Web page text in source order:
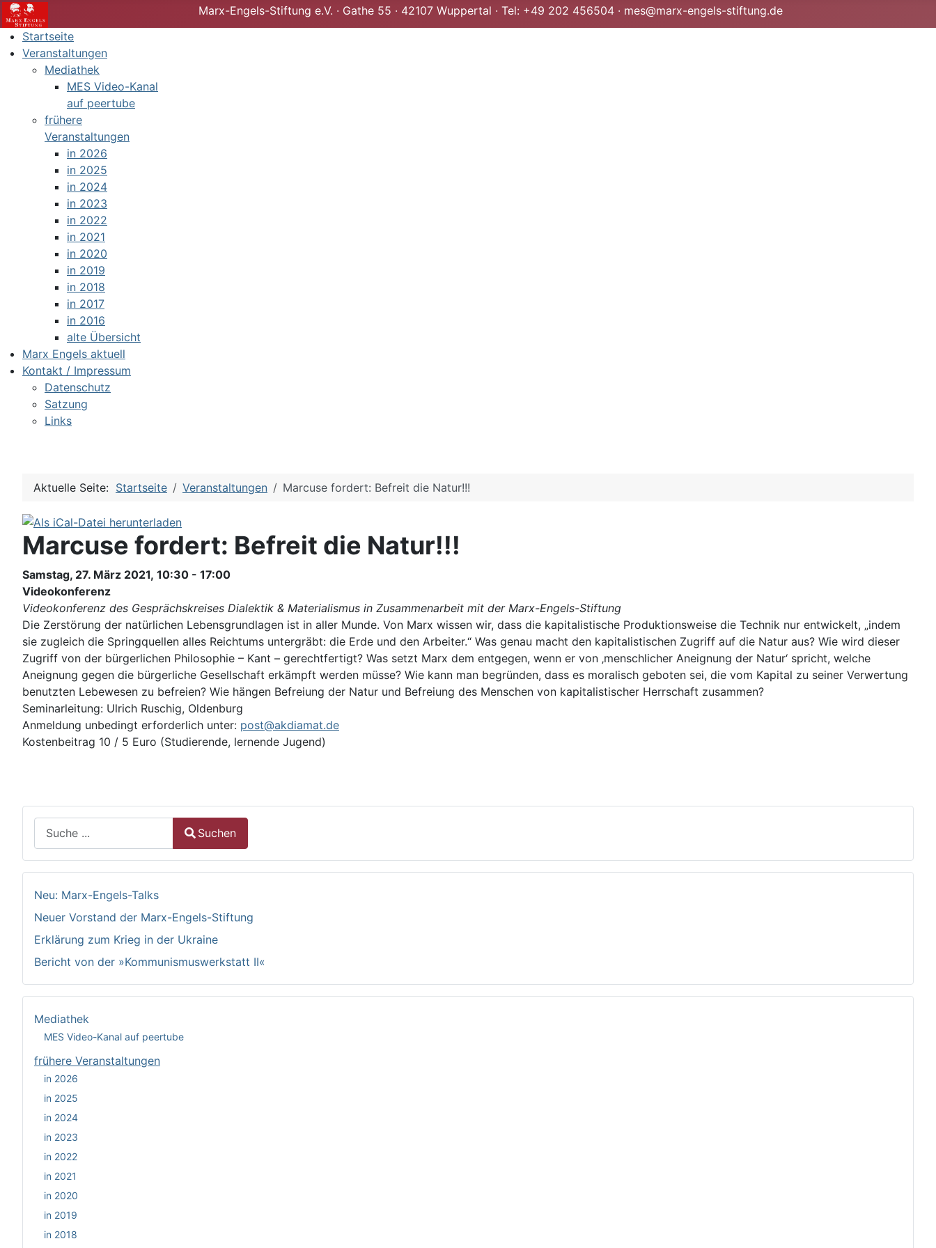
Marx-Engels-Stiftung e.V. · Gathe 55 · 42107 Wuppertal · Tel: +49 202 456504 · mes@marx-engels-stiftung.de
Startseite
Veranstaltungen
Mediathek
MES Video-Kanal
auf peertube
frühere
Veranstaltungen
in 2026
in 2025
in 2024
in 2023
in 2022
in 2021
in 2020
in 2019
in 2018
in 2017
in 2016
alte Übersicht
Marx Engels aktuell
Kontakt / Impressum
Datenschutz
Satzung
Links
Aktuelle Seite: Startseite Veranstaltungen Marcuse fordert: Befreit die Natur!!!
Marcuse fordert: Befreit die Natur!!!
Samstag, 27. März 2021, 10:30 - 17:00
Videokonferenz
Videokonferenz des Gesprächskreises Dialektik & Materialismus in Zusammenarbeit mit der Marx-Engels-Stiftung
Die Zerstörung der natürlichen Lebensgrundlagen ist in aller Munde. Von Marx wissen wir, dass die kapitalistische Produktionsweise die Technik nur entwickelt, „indem
sie zugleich die Springquellen alles Reichtums untergräbt: die Erde und den Arbeiter.“ Was genau macht den kapitalistischen Zugriff auf die Natur aus? Wie wird dieser
Zugriff von der bürgerlichen Philosophie – Kant – gerechtfertigt? Was setzt Marx dem entgegen, wenn er von ‚menschlicher Aneignung der Natur‘ spricht, welche
Aneignung gegen die bürgerliche Gesellschaft erkämpft werden müsse? Wie kann man begründen, dass es moralisch geboten sei, die vom Kapital zu seiner Verwertung
benutzten Lebewesen zu befreien? Wie hängen Befreiung der Natur und Befreiung des Menschen von kapitalistischer Herrschaft zusammen?
Seminarleitung: Ulrich Ruschig, Oldenburg
Anmeldung unbedingt erforderlich unter: post@akdiamat.de
Kostenbeitrag 10 / 5 Euro (Studierende, lernende Jugend)
Suchen
Neu: Marx-Engels-Talks
Neuer Vorstand der Marx-Engels-Stiftung
Erklärung zum Krieg in der Ukraine
Bericht von der »Kommunismuswerkstatt II«
Mediathek
MES Video-Kanal auf peertube
frühere Veranstaltungen
in 2026
in 2025
in 2024
in 2023
in 2022
in 2021
in 2020
in 2019
in 2018